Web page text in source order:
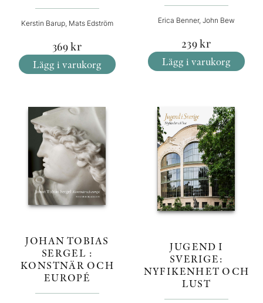
Kerstin Barup, Mats Edström
369kr
Lägg i varukorg
Erica Benner, John Bew
239kr
Lägg i varukorg
JOHAN TOBIAS
SERGEL :
KONSTNÄR OCH
EUROPÉ
JUGEND I
SVERIGE:
NYFIKENHET OCH
LUST